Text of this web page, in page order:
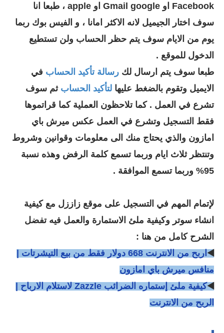
Facebook او Gmail google او apple ، طبعا انا
سوف اختار الجيميل لانه الاكثر امانا ، و الفيس بوك ربما
يوم من الايام سوف يتم حظر الحساب ولن تستطيع
الدخول للموقع .
طبعا سوف يتم ارسال لك رسالة تأكيد الحساب في
الايميل وتقوم بالضغط عليها لتأكيد الحساب ثم سوف
تشرع في العمل . كما تلاحظون العملية كما قراتموها
فقط التسجيل وتشرع في العمل عكس ميرش باي
امازون والذي يحتاج منك الى معلومات وقوانين وشروط
وتنتظر ثلاث ايام وربما تسمع كلمة الرفض وهذه نسبة
95% وربما تسمع الموافقة .
لإتمام المهم في التسجيل على موقع زاززل مع كيفية
انشاء سوتر وكيفية ملئ الاستمارة والعمل فيه تفضل
الشرح كامل من هنا :
◀️
اربح من الانترنت 668 دولار فقط من بيع التيشرتات |
منافس ميرش باي امازون
◀️
كيفية ملئ إستماره الضرائب Zazzle لاستلام الارباح |
الربح من الانترنت